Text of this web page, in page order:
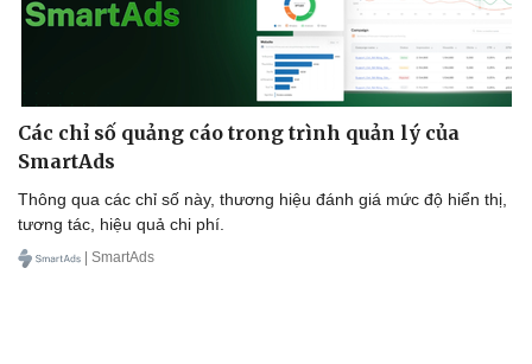
Doanh nghiệp
Thông tin doanh nghiệp
Doanh nghiệp 24h
Vì cộng đồng
Công nghệ
Sành điệu
Chuyển đổi số
Các chỉ số quảng cáo trong trình quản lý của
SmartAds
Thông qua các chỉ số này, thương hiệu đánh giá mức độ hiển thị,
tương tác, hiệu quả chi phí.
| SmartAds